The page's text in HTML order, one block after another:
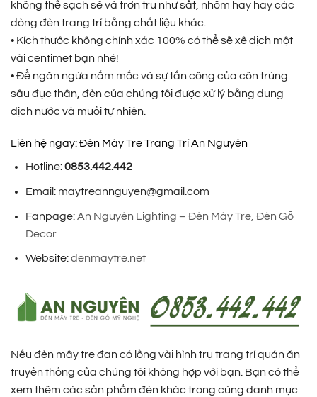
không thể sạch sẽ và trơn tru như sắt, nhôm hay hay các
dòng đèn trang trí bằng chất liệu khác.
• Kích thước không chính xác 100% có thể sẽ xê dịch một
vài centimet bạn nhé!
• Để ngăn ngừa nấm mốc và sự tấn công của côn trùng
sâu đục thân, đèn của chúng tôi được xử lý bằng dung
dịch nước và muối tự nhiên.
Liên hệ ngay: Đèn Mây Tre Trang Trí An Nguyên
Hotline:0853.442.442
Email: maytreannguyen@gmail.com
Fanpage:An Nguyên Lighting – Đèn Mây Tre, Đèn Gỗ
Decor
Website:denmaytre.net
Nếu đèn mây tre đan có lồng vải hình trụ trang trí quán ăn
truyền thống của chúng tôi không hợp với bạn. Bạn có thể
xem thêm các sản phẩm đèn khác trong cùng danh mục